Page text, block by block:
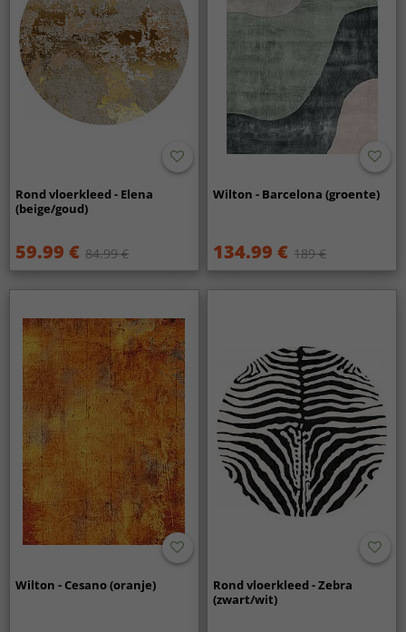
Rond vloerkleed - Elena
(beige/goud)
59.99 € 84.99 €
Wilton - Barcelona (groente)
134.99 € 189 €
Wilton - Cesano (oranje)
Rond vloerkleed - Zebra
(zwart/wit)